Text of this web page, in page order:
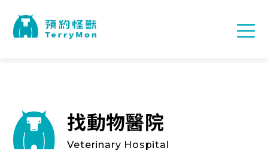
找動物醫院
Veterinary Hospital